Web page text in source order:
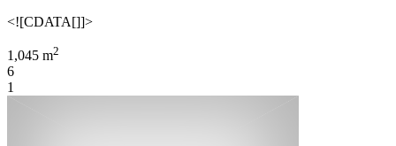
<![CDATA[]]>
1,045 m2
6
1